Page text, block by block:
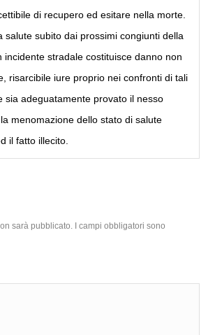
di recupero ed esitare nella morte.
salute subito dai prossimi congiunti della
incidente stradale costituisce danno non
risarcibile iure proprio nei confronti di tali
sia adeguatamente provato il nesso
menomazione dello stato di salute
il fatto illecito.
sarà pubblicato.
I campi obbligatori sono